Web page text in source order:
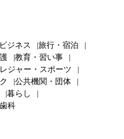
ビジネス
旅行・宿泊
教育・習い事
レジャー・スポーツ
公共機関・団体
暮らし
歯科